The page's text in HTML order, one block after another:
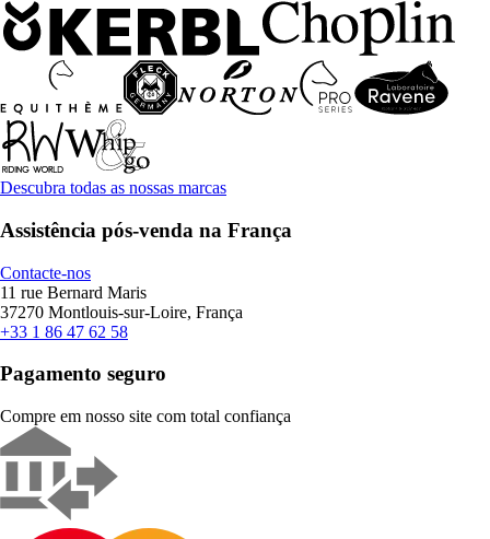
Descubra todas as nossas marcas
Assistência pós-venda na França
Contacte-nos
11 rue Bernard Maris
37270 Montlouis-sur-Loire, França
+33 1 86 47 62 58
Pagamento seguro
Compre em nosso site com total confiança